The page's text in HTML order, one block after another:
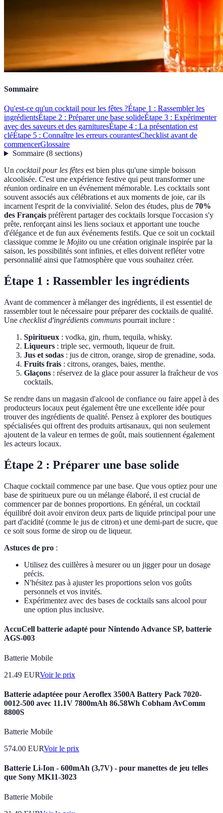
Sommaire
Qu'est-ce qu'un cocktail pour les fêtes ?Étape 1 : Rassembler les
ingrédientsÉtape 2 : Préparer une base solideÉtape 3 : Expérimenter
avec des saveurs et des garnituresÉtape 4 : La présentation est
cléÉtape 5 : Connaître les erreurs courantesChecklist avant de
commencerGlossaire
Sommaire(8 sections)
Un cocktail pour les fêtes est bien plus qu'une simple boisson
alcoolisée. C'est une expérience festive qui peut transformer une
réunion ordinaire en un événement mémorable. Les cocktails sont
souvent associés aux célébrations et aux moments de joie, car ils
incarnent l'esprit de la convivialité. Selon des études, plus de 70%
des Français préfèrent partager des cocktails lorsque l'occasion s'y
prête, renforçant ainsi les liens sociaux et apportant une touche
d'élégance et de fun aux événements festifs. Que ce soit un cocktail
classique comme le Mojito ou une création originale inspirée par la
saison, les possibilités sont infinies, et elles doivent refléter votre
personnalité ainsi que l'atmosphère que vous souhaitez créer.
Étape 1 : Rassembler les ingrédients
Avant de commencer à mélanger des ingrédients, il est essentiel de
rassembler tout le nécessaire pour préparer des cocktails de qualité.
Une checklist d'ingrédients communs pourrait inclure :
Spiritueux : vodka, gin, rhum, tequila, whisky.
Liqueurs : triple sec, vermouth, liqueur de fruit.
Jus et sodas : jus de citron, orange, sirop de grenadine, soda.
Fruits frais : citrons, oranges, baies, menthe.
Glaçons : réservez de la glace pour assurer la fraîcheur de vos
cocktails.
Se rendre dans un magasin d'alcool de confiance ou faire appel à des
producteurs locaux peut également être une excellente idée pour
trouver des ingrédients de qualité. Pensez à explorer des boutiques
spécialisées qui offrent des produits artisanaux, qui non seulement
ajoutent de la valeur en termes de goût, mais soutiennent également
les acteurs locaux.
Étape 2 : Préparer une base solide
Chaque cocktail commence par une base. Que vous optiez pour une
base de spiritueux pure ou un mélange élaboré, il est crucial de
commencer par de bonnes proportions. En général, un cocktail
équilibré doit avoir environ deux parts de liquide principal pour une
part d'acidité (comme le jus de citron) et une demi-part de sucre, que
ce soit sous forme de sirop ou de liqueur.
Astuces de pro :
Utilisez des cuillères à mesurer ou un jigger pour un dosage
précis.
N'hésitez pas à ajuster les proportions selon vos goûts
personnels et vos invités.
Expérimentez avec des bases de cocktails sans alcool pour
une option plus inclusive.
AccuCell batterie adapté pour Nintendo Advance SP, batterie
AGS-003
Batterie Mobile
21.49 EURVoir le prix
Batterie adaptéee pour Aeroflex 3500A Battery Pack 7020-
0012-500 avec 11.1V 7800mAh 86.58Wh Cobham AvComm
8800S
Batterie Mobile
574.00 EURVoir le prix
Batterie Li-Ion - 600mAh (3,7V) - pour manettes de jeu telles
que Sony MK11-3023
Batterie Mobile